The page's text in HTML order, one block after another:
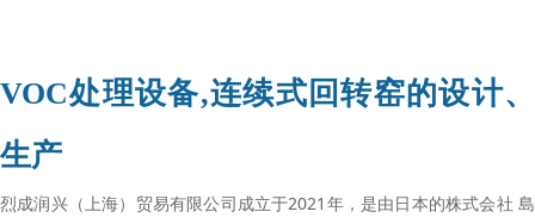
VOC处理设备,连续式回转窑的设计、
生产
烈成润兴（上海）贸易有限公司成立于2021年，是由日本的株式会社 島